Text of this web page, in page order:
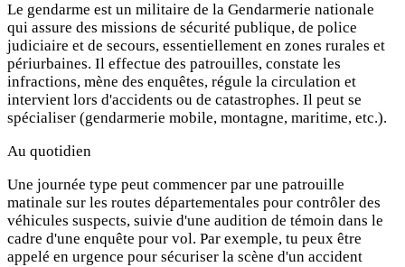
Le gendarme est un militaire de la Gendarmerie nationale
qui assure des missions de sécurité publique, de police
judiciaire et de secours, essentiellement en zones rurales et
périurbaines. Il effectue des patrouilles, constate les
infractions, mène des enquêtes, régule la circulation et
intervient lors d'accidents ou de catastrophes. Il peut se
spécialiser (gendarmerie mobile, montagne, maritime, etc.).
Au quotidien
Une journée type peut commencer par une patrouille
matinale sur les routes départementales pour contrôler des
véhicules suspects, suivie d'une audition de témoin dans le
cadre d'une enquête pour vol. Par exemple, tu peux être
appelé en urgence pour sécuriser la scène d'un accident